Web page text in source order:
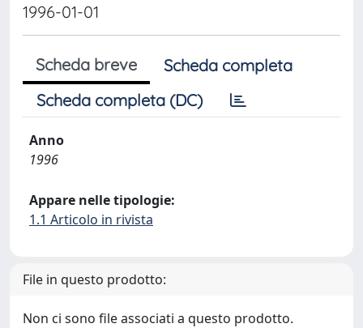
1996-01-01
Scheda breve
Scheda completa
Scheda completa (DC)
Anno
1996
Appare nelle tipologie:
1.1 Articolo in rivista
File in questo prodotto:
Non ci sono file associati a questo prodotto.